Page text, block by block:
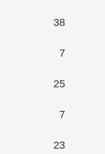
38
7
25
7
23